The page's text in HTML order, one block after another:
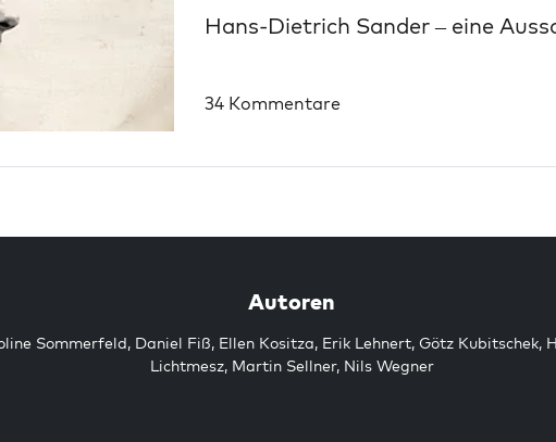
Hans-Dietrich Sander – eine
34 Kommentare
Autoren
Sommerfeld, Daniel Fiß, Ellen Kositza, Erik Lehnert, Götz Kubitschek,
Lichtmesz, Martin Sellner, Nils Wegner